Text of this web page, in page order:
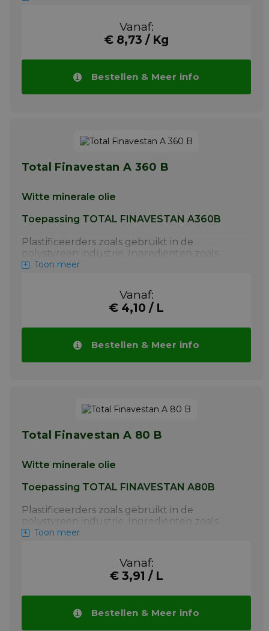
Smering van zwaarbelaste lagers.
Vanaf:
€ 8,73 / Kg
Bestellen & Meer info
Total Finavestan A 360 B
Witte minerale olie
Toepassing TOTAL FINAVESTAN A360B
Plastificeerders zoals gebruikt in de
polystyreen industrie. Ingrediënten zoals
gebruikt in de cosmetische- en
losmiddel in de voedingsmiddelenindustrie.
Toon meer
Vanaf:
€ 4,10 / L
Bestellen & Meer info
Total Finavestan A 80 B
Witte minerale olie
Toepassing TOTAL FINAVESTAN A80B
Plastificeerders zoals gebruikt in de
polystyreen industrie. Ingrediënten zoals
gebruikt in de cosmetische- en
losmiddel in de voedingsmiddelenindustrie. .
Toon meer
Vanaf:
€ 3,91 / L
Bestellen & Meer info